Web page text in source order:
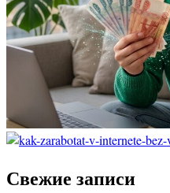
Свежие записи